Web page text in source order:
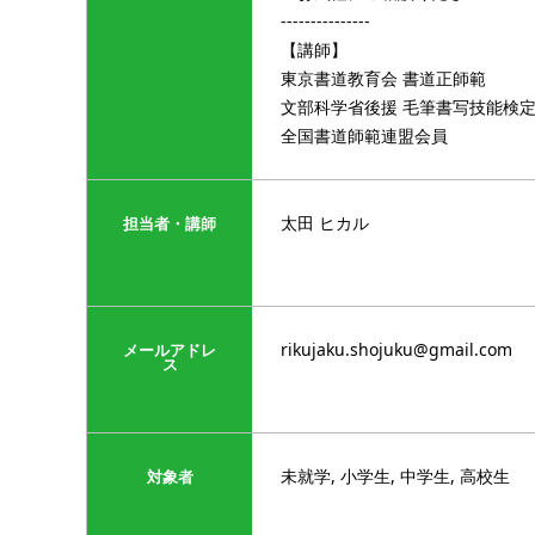
---------------
【講師】
東京書道教育会 書道正師範
文部科学省後援 毛筆書写技能検
全国書道師範連盟会員
担当者・講師 太田 ヒカル
メールアドレ
ス
rikujaku.shojuku@gmail.com
対象者 未就学, 小学生, 中学生, 高校生